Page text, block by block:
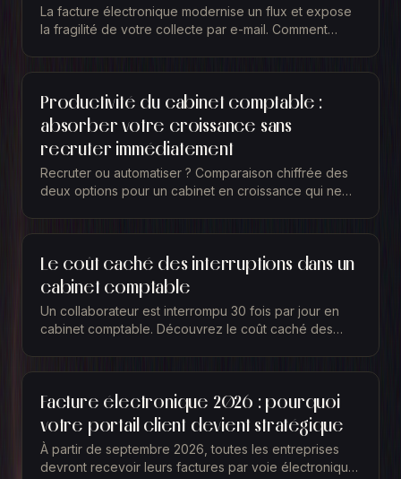
La facture électronique modernise un flux et expose
la fragilité de votre collecte par e-mail. Comment
Productivité du cabinet comptable :
absorber votre croissance sans
recruter immédiatement
Recruter ou automatiser ? Comparaison chiffrée des
deux options pour un cabinet en croissance qui ne
Le coût caché des interruptions dans un
cabinet comptable
Un collaborateur est interrompu 30 fois par jour en
cabinet comptable. Découvrez le coût caché des
Facture électronique 2026 : pourquoi
votre portail client devient stratégique
À partir de septembre 2026, toutes les entreprises
devront recevoir leurs factures par voie électronique.